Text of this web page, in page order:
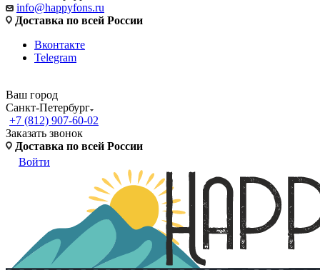
info@happyfons.ru
Доставка по всей России
Вконтакте
Telegram
Ваш город
Санкт-Петербург
+7 (812) 907-60-02
Заказать звонок
Доставка по всей России
Войти